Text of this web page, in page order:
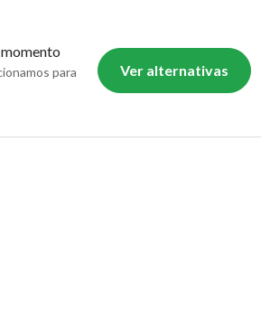
para
Ver alternativas